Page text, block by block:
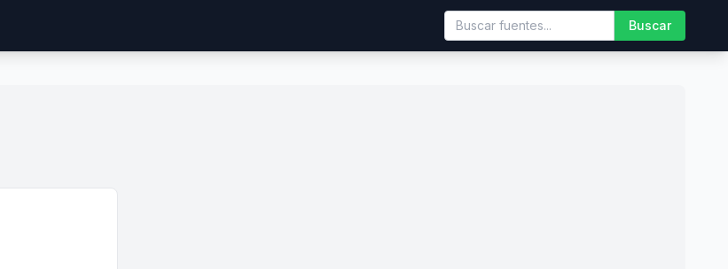
Buscar